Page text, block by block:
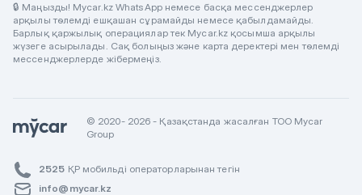
🔒 Маңызды! Mycar.kz WhatsApp немесе басқа мессенджерлер
арқылы төлемді ешқашан сұрамайды немесе қабылдамайды.
Барлық қаржылық операциялар тек Mycar.kz қосымша арқылы
жүзеге асырылады. Сақ болыңыз және карта деректері мен төлемді
мессенджерлерде жібермеңіз.
© 2020- 2026 - Қазақстанда жасалған ТОО Mycar
Group
2525 ҚР мобильді операторларынан тегін
info@mycar.kz